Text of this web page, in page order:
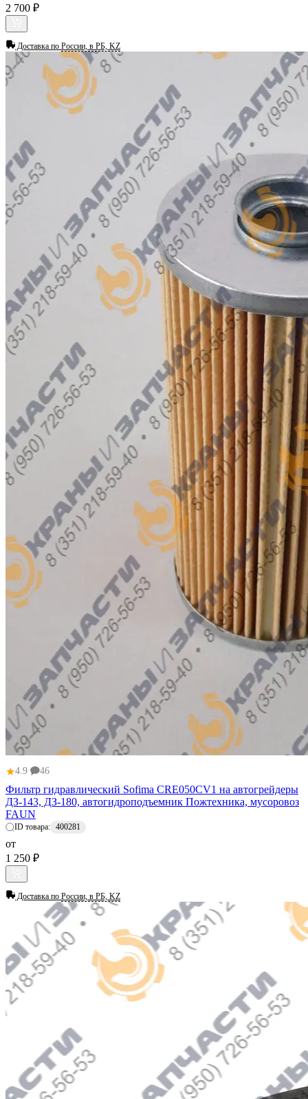
2 700 ₽
Доставка по России, в РБ, KZ
★4.9 46
Фильтр гидравлический Sofima CRE050CV1 на автогрейдеры
ДЗ-143, ДЗ-180, автогидроподъемник Пожтехника, мусоровоз
FAUN
ID товара: 400281
от
1 250 ₽
Доставка по России, в РБ, KZ